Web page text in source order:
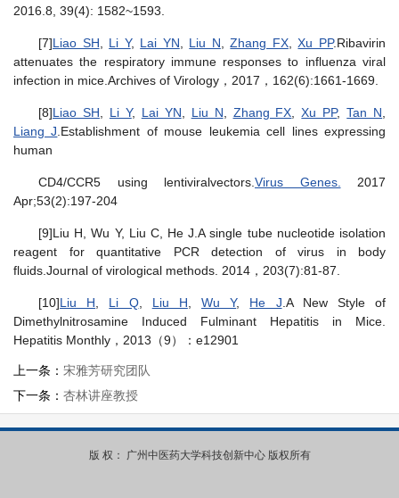
2016.8, 39(4): 1582~1593.
[7]Liao SH Li Y, Lai YN Liu N ,Zhang FX,Xu PP.Ribavirin
attenuates the respiratory immune responses to influenza viral
infection in mice.Archives of Virology，2017，162(6):1661-1669.
[8]Liao SH Li Y, Lai YN Liu N Zhang FX ,Xu PP,Tan N
Liang J .Establishment of mouse leukemia cell lines expressing
human
CD4/CCR5 using lentiviralvectors. Virus Genes.
2017
Apr;53(2):197-204
[9]Liu H, Wu Y, Liu C, He J.A single tube nucleotide isolation
reagent for quantitative PCR detection of virus in body
fluids. Journal of virological methods. 2014，203(7):81-87.
[10]Liu H Li Q, Liu H ,Wu Y, He J .A New Style of
Dimethylnitrosamine Induced Fulminant Hepatitis in Mice.
Hepatitis Monthly，2013（9）：e12901
上一条： 宋雅芳研究团队
下一条： 杏林讲座教授
版 权： 广州中医药大学科技创新中心 版权所有